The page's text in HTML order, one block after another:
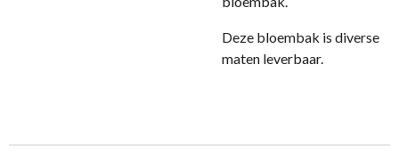
Deze bloembak is diverse
maten leverbaar.